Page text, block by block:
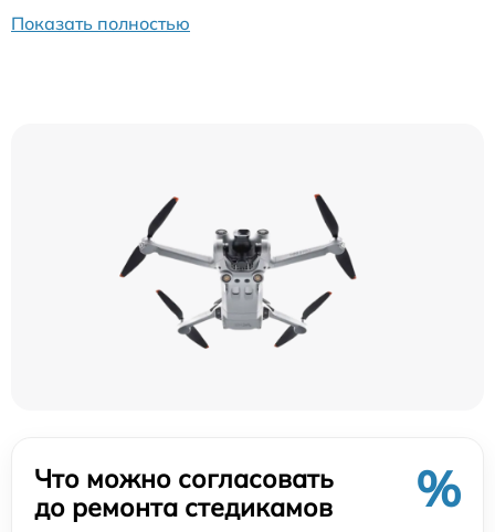
Показать полностью
Что можно согласовать
до ремонта стедикамов
%